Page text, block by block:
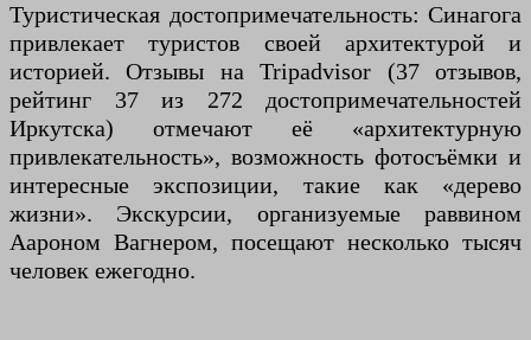
Туристическая достопримечательность: Синагога
привлекает туристов своей архитектурой и
историей. Отзывы на Tripadvisor (37 отзывов,
рейтинг 37 из 272 достопримечательностей
Иркутска) отмечают её «архитектурную
привлекательность», возможность фотосъёмки и
интересные экспозиции, такие как «дерево
жизни». Экскурсии, организуемые раввином
Аароном Вагнером, посещают несколько тысяч
человек ежегодно.